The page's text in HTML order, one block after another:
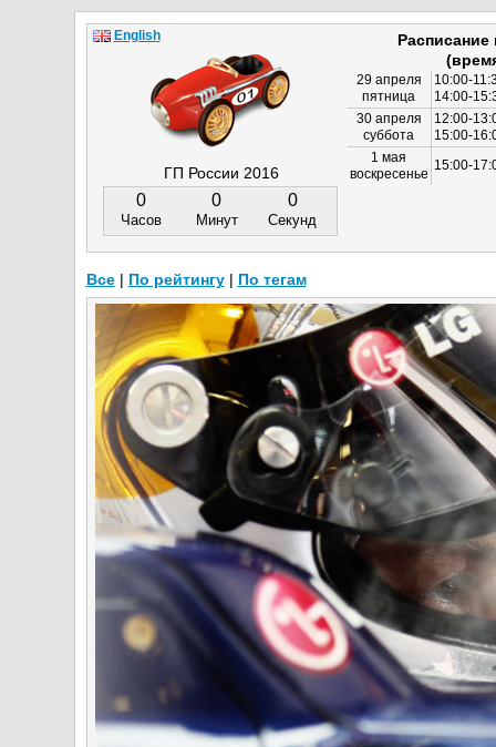
ГП России 2016
0
Часов
0
Минут
0
Секунд
29 апреля
пятница
10:00-
14:00-
30 апреля
суббота
12:00-
15:00-
1 мая
воскресенье
15:00-
English
Все| По рейтингу| По тегам